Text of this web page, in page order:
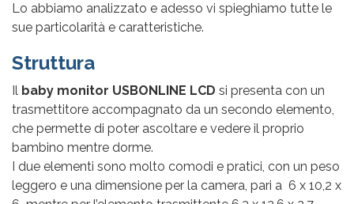
Lo abbiamo analizzato e adesso vi spieghiamo tutte le
sue particolarità e caratteristiche.
Struttura
Il baby monitor USBONLINE LCD si presenta con un
trasmettitore accompagnato da un secondo elemento,
che permette di poter ascoltare e vedere il proprio
bambino mentre dorme.
I due elementi sono molto comodi e pratici, con un peso
leggero e una dimensione per la camera, pari a 6 x 10,2 x